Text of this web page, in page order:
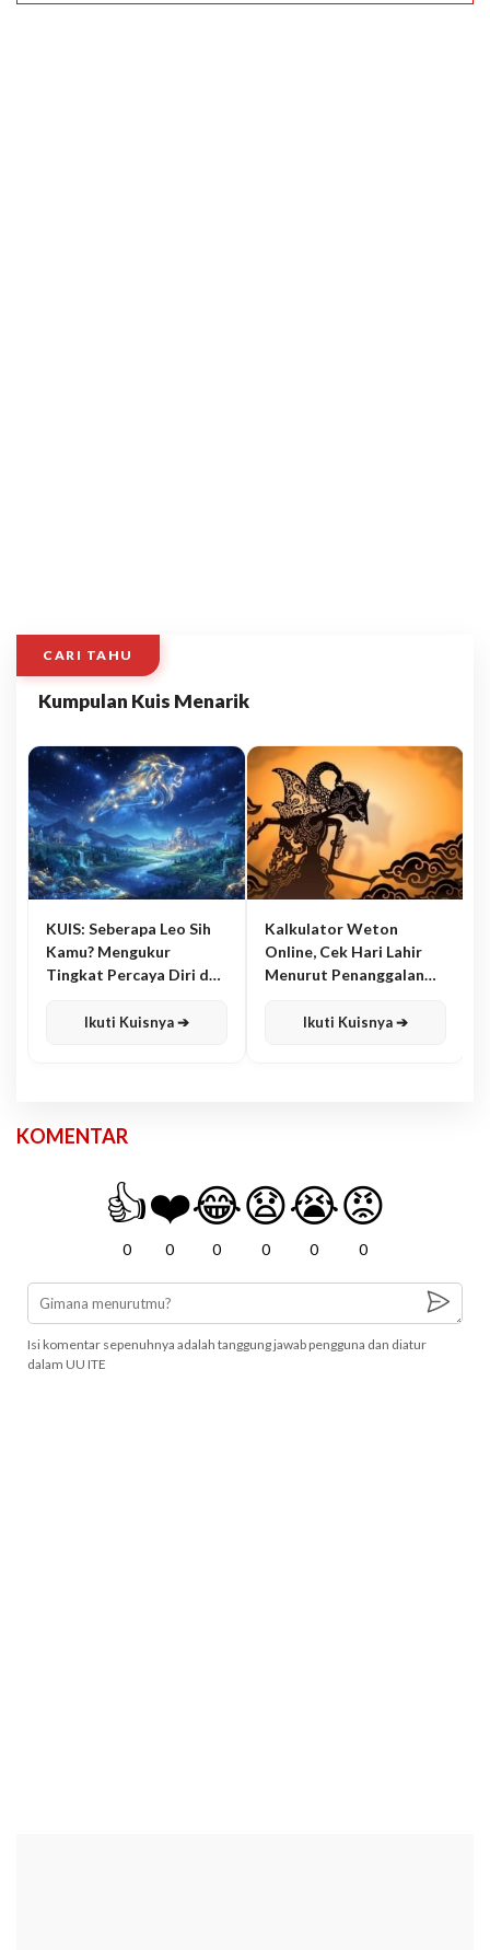
CARI TAHU
Kumpulan Kuis Menarik
KUIS: Seberapa Leo Sih
Kamu? Mengukur
Tingkat Percaya Diri dan
Ikuti Kuisnya ➔
Kalkulator Weton
Online, Cek Hari Lahir
Menurut Penanggalan
Ikuti Kuisnya ➔
KOMENTAR
👍
0
❤️
0
😂
0
😧
0
😭
0
😡
0
Isi komentar sepenuhnya adalah tanggung jawab pengguna dan diatur
dalam UU ITE